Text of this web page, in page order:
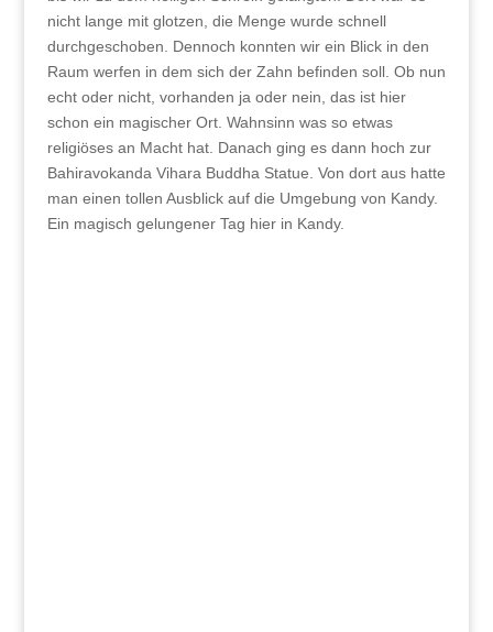
nicht lange mit glotzen, die Menge wurde schnell
durchgeschoben. Dennoch konnten wir ein Blick in den
Raum werfen in dem sich der Zahn befinden soll. Ob nun
echt oder nicht, vorhanden ja oder nein, das ist hier
schon ein magischer Ort. Wahnsinn was so etwas
religiöses an Macht hat. Danach ging es dann hoch zur
Bahiravokanda Vihara Buddha Statue. Von dort aus hatte
man einen tollen Ausblick auf die Umgebung von Kandy.
Ein magisch gelungener Tag hier in Kandy.